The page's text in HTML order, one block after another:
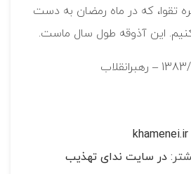
تقوا، که در ماه رمضان به دست
این آذوقه‌ طول سال ماست.
در سایت ندای تهذیب